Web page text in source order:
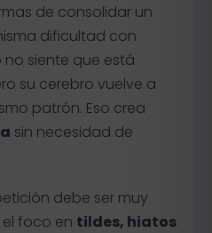
de consolidar un
dificultad con
no siente que está
su cerebro vuelve a
patrón. Eso crea
sin necesidad de
debe ser muy
foco en tildes, hiatos